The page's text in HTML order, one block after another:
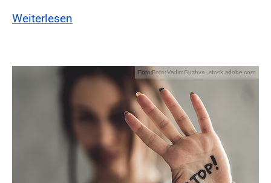
Weiterlesen
Foto:Foto: VadimGuzhva - stock.adobe.com